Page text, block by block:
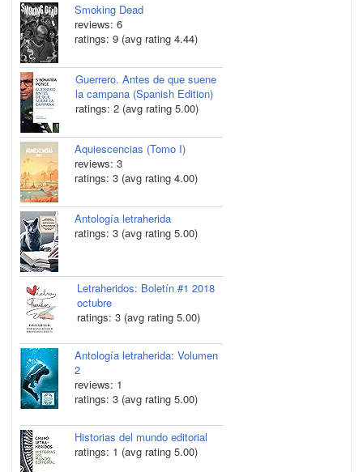
Smoking Dead
reviews: 6
ratings: 9 (avg rating 4.44)
Guerrero. Antes de que suene
la campana (Spanish Edition)
ratings: 2 (avg rating 5.00)
Aquiescencias (Tomo I)
reviews: 3
ratings: 3 (avg rating 4.00)
Antología letraherida
ratings: 3 (avg rating 5.00)
Letraheridos: Boletín #1 2018
octubre
ratings: 3 (avg rating 5.00)
Antología letraherida: Volumen
2
reviews: 1
ratings: 3 (avg rating 5.00)
Historias del mundo editorial
ratings: 1 (avg rating 5.00)